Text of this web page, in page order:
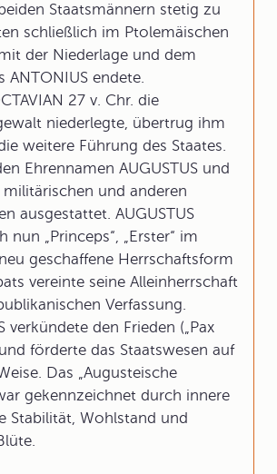
Staatsmännern stetig zu
schließlich im Ptolemäischen
der Niederlage und dem
ANTONIUS endete.
27 v. Chr. die
niederlegte, übertrug ihm
weitere Führung des Staates.
Ehrennamen AUGUSTUS und
und anderen
ausgestattet. AUGUSTUS
nun „Princeps“, „Erster“ im
geschaffene Herrschaftsform
vereinte seine Alleinherrschaft
Verfassung.
verkündete den Frieden („Pax
förderte das Staatswesen auf
Das „Augusteische
gekennzeichnet durch innere
Stabilität, Wohlstand und